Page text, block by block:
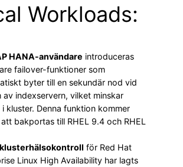
Workloads:
HANA-användare introduceras
failover-funktioner som
byter till en sekundär nod vid
av indexservern, vilket minskar
kluster. Denna funktion kommer
bakportas till RHEL 9.4 och RHEL
klusterhälsokontroll för Red Hat
Linux High Availability har lagts